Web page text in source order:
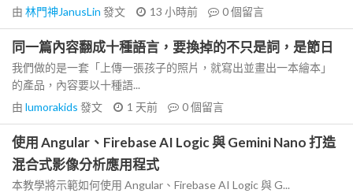
由 林門神JanusLin 發文 13 小時前 0個留言
同一篇內容翻成十種語言，要換掉的不只是詞，是節日
我們做的是一套「上傳一張孩子的照片，就寫出並畫出一本繪本」
的產品，內容要以十種語...
由 lumorakids 發文 1 天前 0個留言
使用 Angular、Firebase AI Logic 與 Gemini Nano 打造
混合式影像分析應用程式
本教學將示範如何使用 Angular、Firebase AI Logic 與 G...